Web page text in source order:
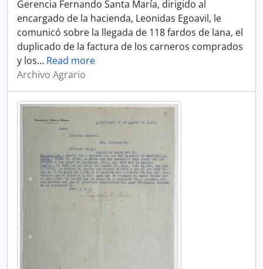
Gerencia Fernando Santa María, dirigido al
encargado de la hacienda, Leonidas Egoavil, le
comunicó sobre la llegada de 118 fardos de lana, el
duplicado de la factura de los carneros comprados
y los… Read more
Archivo Agrario